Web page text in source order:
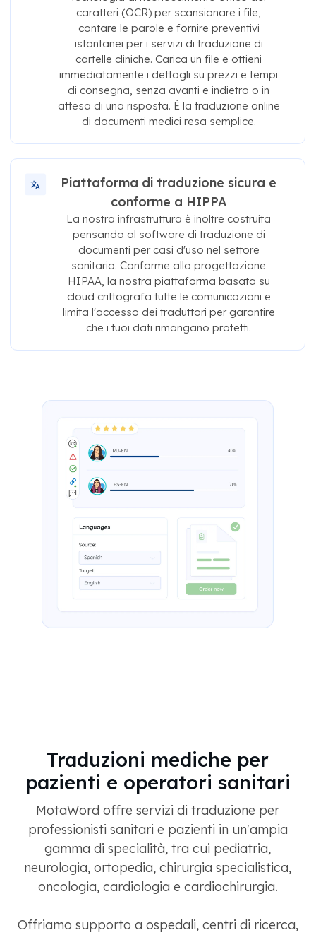
caratteri (OCR) per scansionare i file,
contare le parole e fornire preventivi
istantanei per i servizi di traduzione di
cartelle cliniche. Carica un file e ottieni
immediatamente i dettagli su prezzi e tempi
di consegna, senza avanti e indietro o in
attesa di una risposta. È la traduzione online
di documenti medici resa semplice.
Piattaforma di traduzione sicura e
conforme a HIPPA
La nostra infrastruttura è inoltre costruita
pensando al software di traduzione di
documenti per casi d'uso nel settore
sanitario. Conforme alla progettazione
HIPAA, la nostra piattaforma basata su
cloud crittografa tutte le comunicazioni e
limita l'accesso dei traduttori per garantire
che i tuoi dati rimangano protetti.
Traduzioni mediche per
pazienti e operatori sanitari
MotaWord offre servizi di traduzione per
professionisti sanitari e pazienti in un'ampia
gamma di specialità, tra cui pediatria,
neurologia, ortopedia, chirurgia specialistica,
oncologia, cardiologia e cardiochirurgia.
Offriamo supporto a ospedali, centri di ricerca,